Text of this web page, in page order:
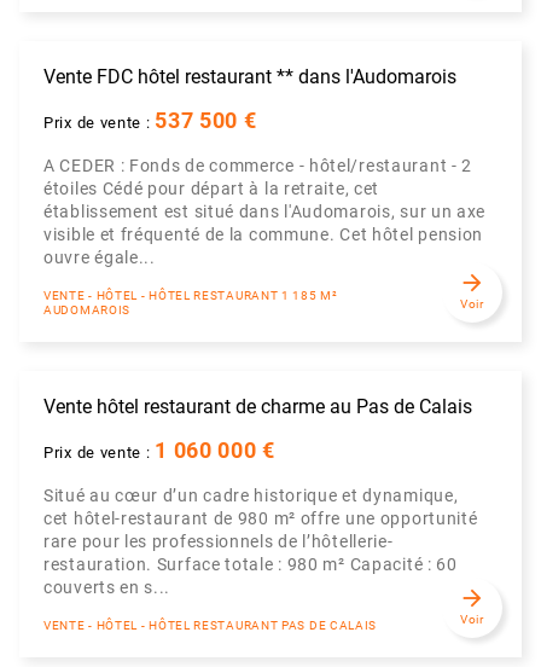
Vente FDC hôtel restaurant ** dans l'Audomarois
Prix de vente : 537 500 €
A CEDER : Fonds de commerce - hôtel/restaurant - 2
étoiles Cédé pour départ à la retraite, cet
établissement est situé dans l'Audomarois, sur un axe
visible et fréquenté de la commune. Cet hôtel pension
ouvre égale...
VENTE - HÔTEL - HÔTEL RESTAURANT 1 185 M²
AUDOMAROIS
arrow_forward
Voir
Vente hôtel restaurant de charme au Pas de Calais
Prix de vente : 1 060 000 €
Situé au cœur d’un cadre historique et dynamique,
cet hôtel-restaurant de 980 m² offre une opportunité
rare pour les professionnels de l’hôtellerie-
restauration. Surface totale : 980 m² Capacité : 60
couverts en s...
VENTE - HÔTEL - HÔTEL RESTAURANT PAS DE CALAIS
arrow_forward
Voir